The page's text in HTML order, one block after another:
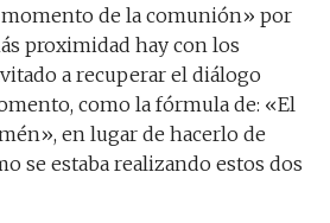
de la comunión» por
proximidad hay con los
a recuperar el diálogo
como la fórmula de: «El
en lugar de hacerlo de
se estaba realizando estos dos